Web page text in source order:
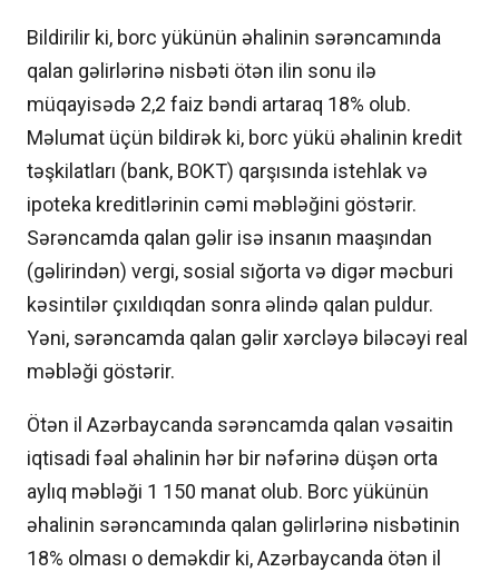
Bildirilir ki, borc yükünün əhalinin sərəncamında
qalan gəlirlərinə nisbəti ötən ilin sonu ilə
müqayisədə 2,2 faiz bəndi artaraq 18% olub.
Məlumat üçün bildirək ki, borc yükü əhalinin kredit
təşkilatları (bank, BOKT) qarşısında istehlak və
ipoteka kreditlərinin cəmi məbləğini göstərir.
Sərəncamda qalan gəlir isə insanın maaşından
(gəlirindən) vergi, sosial sığorta və digər məcburi
kəsintilər çıxıldıqdan sonra əlində qalan puldur.
Yəni, sərəncamda qalan gəlir xərcləyə biləcəyi real
məbləği göstərir.
Ötən il Azərbaycanda sərəncamda qalan vəsaitin
iqtisadi fəal əhalinin hər bir nəfərinə düşən orta
aylıq məbləği 1 150 manat olub. Borc yükünün
əhalinin sərəncamında qalan gəlirlərinə nisbətinin
18% olması o deməkdir ki, Azərbaycanda ötən il